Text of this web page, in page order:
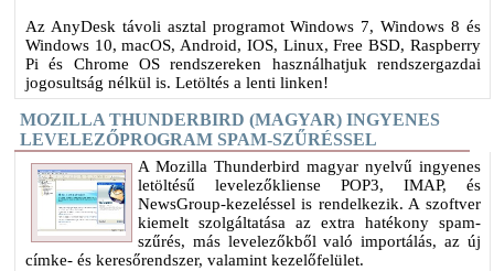
Az AnyDesk távoli asztal programot Windows 7, Windows 8 és
Windows 10, macOS, Android, IOS, Linux, Free BSD, Raspberry
Pi és Chrome OS rendszereken használhatjuk rendszergazdai
jogosultság nélkül is. Letöltés a lenti linken!
MOZILLA THUNDERBIRD (MAGYAR) INGYENES
LEVELEZŐPROGRAM SPAM-SZŰRÉSSEL
A Mozilla Thunderbird magyar nyelvű ingyenes
letöltésű levelezőkliense POP3, IMAP, és
NewsGroup-kezeléssel is rendelkezik. A szoftver
kiemelt szolgáltatása az extra hatékony spam-
szűrés, más levelezőkből való importálás, az új
címke- és keresőrendszer, valamint kezelőfelület.